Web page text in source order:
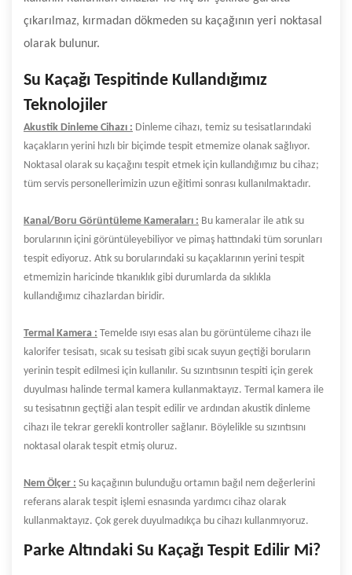
çıkarılmaz, kırmadan dökmeden su kaçağının yeri noktasal
olarak bulunur.
Su Kaçağı Tespitinde Kullandığımız
Teknolojiler
Akustik Dinleme Cihazı : Dinleme cihazı, temiz su tesisatlarındaki
kaçakların yerini hızlı bir biçimde tespit etmemize olanak sağlıyor.
Noktasal olarak su kaçağını tespit etmek için kullandığımız bu cihaz;
tüm servis personellerimizin uzun eğitimi sonrası kullanılmaktadır.
Kanal/Boru Görüntüleme Kameraları : Bu kameralar ile atık su
borularının içini görüntüleyebiliyor ve pimaş hattındaki tüm sorunları
tespit ediyoruz. Atık su borularındaki su kaçaklarının yerini tespit
etmemizin haricinde tıkanıklık gibi durumlarda da sıklıkla
kullandığımız cihazlardan biridir.
Termal Kamera : Temelde ısıyı esas alan bu görüntüleme cihazı ile
kalorifer tesisatı, sıcak su tesisatı gibi sıcak suyun geçtiği boruların
yerinin tespit edilmesi için kullanılır. Su sızıntısının tespiti için gerek
duyulması halinde termal kamera kullanmaktayız. Termal kamera ile
su tesisatının geçtiği alan tespit edilir ve ardından akustik dinleme
cihazı ile tekrar gerekli kontroller sağlanır. Böylelikle su sızıntısını
noktasal olarak tespit etmiş oluruz.
Nem Ölçer : Su kaçağının bulunduğu ortamın bağıl nem değerlerini
referans alarak tespit işlemi esnasında yardımcı cihaz olarak
kullanmaktayız. Çok gerek duyulmadıkça bu cihazı kullanmıyoruz.
Parke Altındaki Su Kaçağı Tespit Edilir Mi?